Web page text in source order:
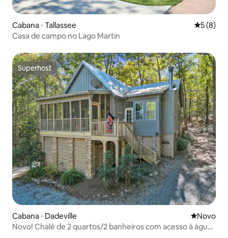
Cabana ⋅ Tallassee 5 de
5 (8)
Casa de campo no Lago Martin
Superhost
Superhost
Cabana ⋅ Dadeville Novo
Novo
Novo! Chalé de 2 quartos/2 banheiros com acesso à água